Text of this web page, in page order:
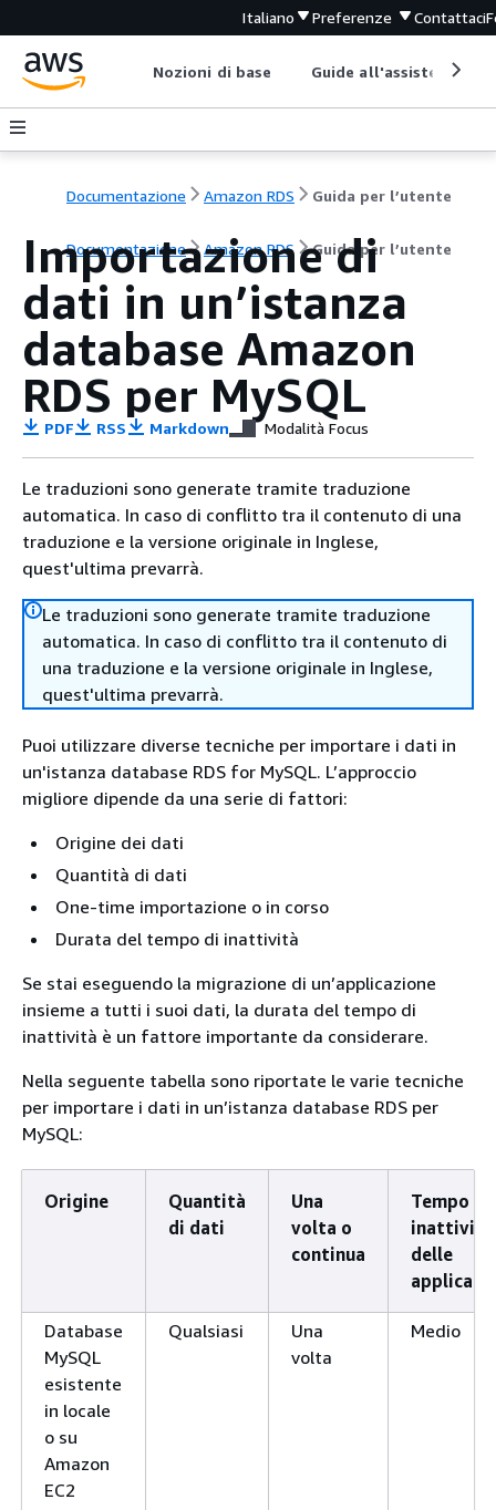
Italiano Preferenze Contattaci
Nozioni di base Guide all'assistenza
Documentazione Amazon RDS Guida per l’utente
Documentazione Amazon RDS Guida per l’utente
Importazione di
dati in un’istanza
database Amazon
RDS per MySQL
PDF RSS Markdown Modalità Focus
Le traduzioni sono generate tramite traduzione
automatica. In caso di conflitto tra il contenuto di una
traduzione e la versione originale in Inglese,
quest'ultima prevarrà.
Le traduzioni sono generate tramite traduzione
automatica. In caso di conflitto tra il contenuto di
una traduzione e la versione originale in Inglese,
quest'ultima prevarrà.
Puoi utilizzare diverse tecniche per importare i dati in
un'istanza database RDS for MySQL. L’approccio
migliore dipende da una serie di fattori:
Origine dei dati
Quantità di dati
One-time importazione o in corso
Durata del tempo di inattività
Se stai eseguendo la migrazione di un’applicazione
insieme a tutti i suoi dati, la durata del tempo di
inattività è un fattore importante da considerare.
Nella seguente tabella sono riportate le varie tecniche
per importare i dati in un’istanza database RDS per
MySQL:
Origine
Quantità
di dati
Una
volta o
continua
Tempo di
inattività
delle
Database
MySQL
esistente
in locale
o su
Amazon
EC2
Qualsiasi
Una
volta
Medio